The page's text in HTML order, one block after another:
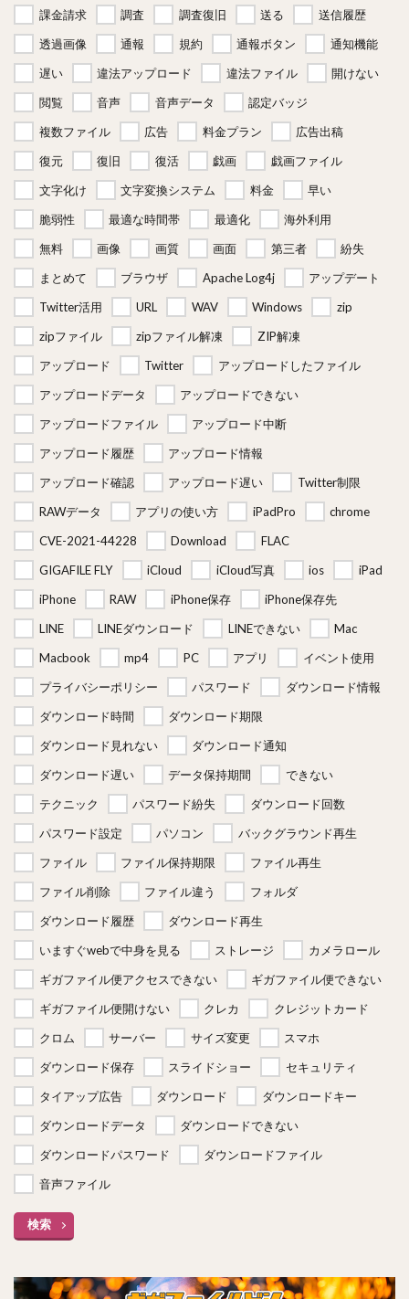
課金請求
調査 調査復旧 送る
送信履歴
透過画像
通報 規約 通報ボタン
通知機能
遅い
違法アップロード 違法ファイル
開けない
閲覧
音声 音声データ
認定バッジ
複数ファイル
広告 料金プラン
広告出稿
復元
復旧 復活 戯画
戯画ファイル
文字化け
文字変換システム 料金
早い
脆弱性
最適な時間帯 最適化
海外利用
無料
画像 画質 画面 第三者
紛失
まとめて
ブラウザ Apache Log4j
アップデート
Twitter活用
URL WAV Windows
zip
zipファイル
zipファイル解凍
ZIP解凍
アップロード
Twitter
アップロードしたファイル
アップロードデータ
アップロードできない
アップロードファイル
アップロード中断
アップロード履歴
アップロード情報
アップロード確認
アップロード遅い
Twitter制限
RAWデータ
アプリの使い方 iPadPro
chrome
CVE-2021-44228
Download
FLAC
GIGAFILE FLY
iCloud iCloud写真 ios
iPad
iPhone
RAW iPhone保存
iPhone保存先
LINE
LINEダウンロード LINEできない
Mac
Macbook
mp4 PC アプリ
イベント使用
プライバシーポリシー
パスワード
ダウンロード情報
ダウンロード時間
ダウンロード期限
ダウンロード見れない
ダウンロード通知
ダウンロード遅い
データ保持期間
できない
テクニック
パスワード紛失
ダウンロード回数
パスワード設定
パソコン
バックグラウンド再生
ファイル
ファイル保持期限
ファイル再生
ファイル削除
ファイル違う
フォルダ
ダウンロード履歴
ダウンロード再生
いますぐwebで中身を見る
ストレージ
カメラロール
ギガファイル便アクセスできない
ギガファイル便できない
ギガファイル便開けない
クレカ
クレジットカード
クロム
サーバー サイズ変更
スマホ
ダウンロード保存
スライドショー
セキュリティ
タイアップ広告
ダウンロード
ダウンロードキー
ダウンロードデータ
ダウンロードできない
ダウンロードパスワード
ダウンロードファイル
音声ファイル
検索